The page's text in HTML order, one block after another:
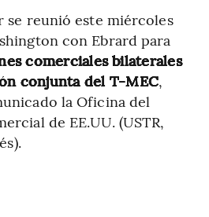
se reunió este miércoles
con Ebrard para
comerciales bilaterales
conjunta del T-MEC,
la Oficina del
de EE.UU. (USTR,